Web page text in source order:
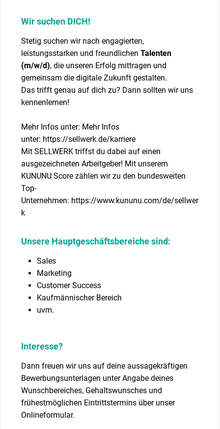
Wir suchen DICH!
Stetig suchen wir nach engagierten,
leistungsstarken und freundlichenTalenten
(m/w/d), die unseren Erfolg mittragen und
gemeinsam die digitale Zukunft gestalten.
Das trifft genau auf dich zu? Dann sollten wir uns
kennenlernen!
Mehr Infos unter: Mehr Infos
unter: https://sellwerk.de/karriere
Mit SELLWERK triffst du dabei auf einen
ausgezeichneten Arbeitgeber! Mit unserem
KUNUNU Score zählen wir zu den bundesweiten
Top-
Unternehmen: https://www.kununu.com/de/sellwer
k
Unsere Hauptgeschäftsbereiche sind:
Sales
Marketing
Customer Success
Kaufmännischer Bereich
uvm.
Interesse?
Dann freuen wir uns auf deine aussagekräftigen
Bewerbungsunterlagen unter Angabe deines
Wunschbereiches, Gehaltswunsches und
frühestmöglichen Eintrittstermins über unser
Onlineformular.